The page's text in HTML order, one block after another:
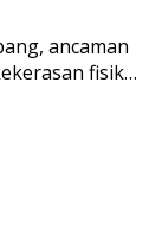
ancaman
fisik…